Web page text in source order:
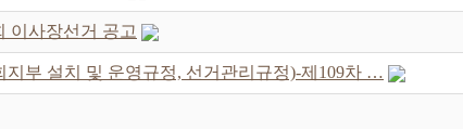
이사장선거 공고
지부 설치 및 운영규정, 선거관리규정)-제109차 …